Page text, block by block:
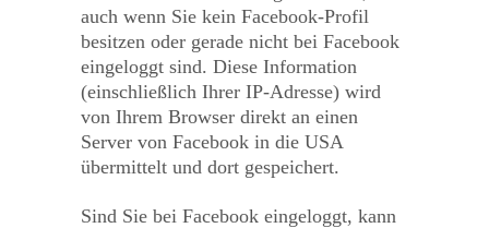
auch wenn Sie kein Facebook-Profil
besitzen oder gerade nicht bei Facebook
eingeloggt sind. Diese Information
(einschließlich Ihrer IP-Adresse) wird
von Ihrem Browser direkt an einen
Server von Facebook in die USA
übermittelt und dort gespeichert.
Sind Sie bei Facebook eingeloggt, kann